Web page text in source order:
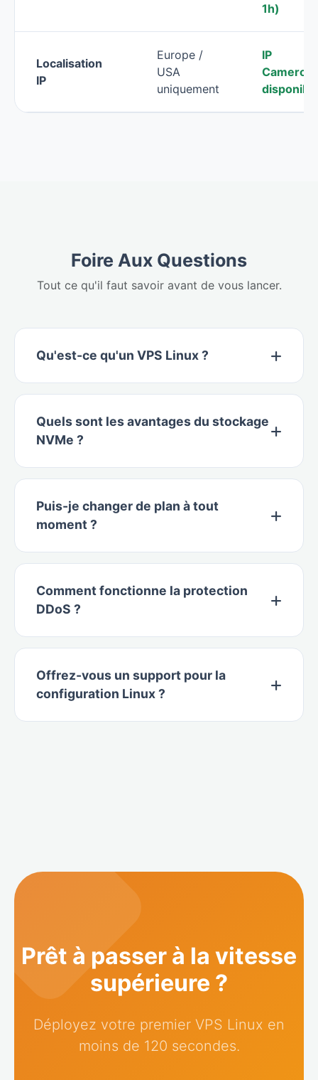
1h)
Localisation
IP
Europe /
USA
uniquement
IP
Foire Aux Questions
Tout ce qu'il faut savoir avant de vous lancer.
Qu'est-ce qu'un VPS Linux ?
Quels sont les avantages du stockage
NVMe ?
Puis-je changer de plan à tout
moment ?
Comment fonctionne la protection
DDoS ?
Offrez-vous un support pour la
configuration Linux ?
Prêt à passer à la vitesse
supérieure ?
Déployez votre premier VPS Linux en
moins de 120 secondes.